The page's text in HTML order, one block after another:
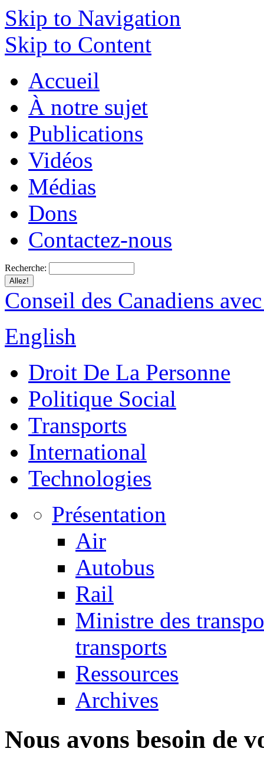
Skip to Navigation
Skip to Content
Accueil
À notre sujet
Publications
Vidéos
Médias
Dons
Contactez-nous
Recherche:
Conseil des Canadiens
English
Droit De La Personne
Politique Social
Transports
International
Technologies
Présentation
Air
Autobus
Rail
Ministre des
transports
Ressources
Archives
Nous avons besoin de